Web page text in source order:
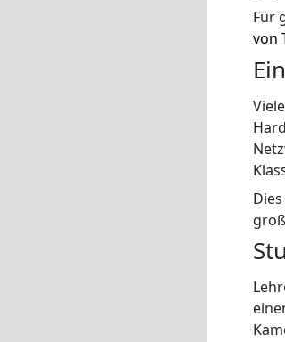
Für
von